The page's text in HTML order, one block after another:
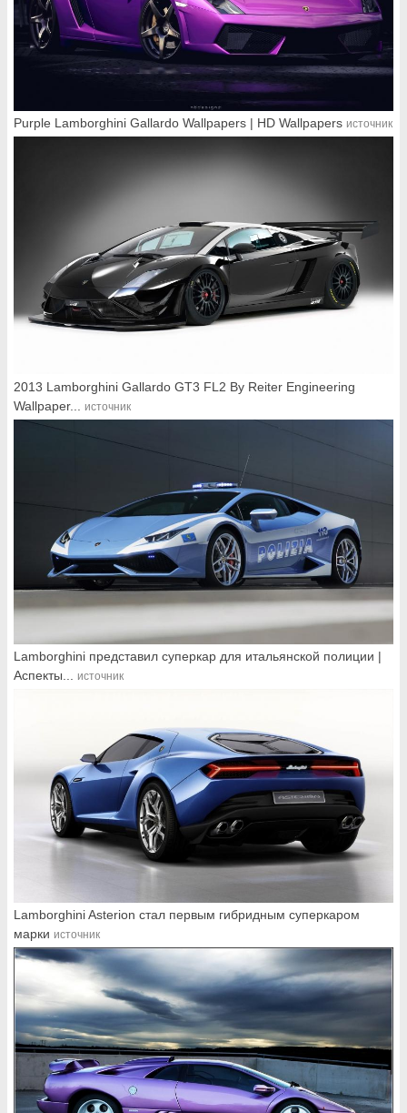
Purple Lamborghini Gallardo Wallpapers | HD Wallpapers источник
2013 Lamborghini Gallardo GT3 FL2 By Reiter Engineering
Wallpaper...
источник
Lamborghini представил суперкар для итальянской полиции |
Аспекты...
источник
Lamborghini Asterion стал первым гибридным суперкаром
марки источник